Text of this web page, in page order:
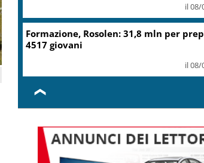
il 08/
Formazione, Rosolen: 31,8 mln per
4517 giovani
il 08/
❮